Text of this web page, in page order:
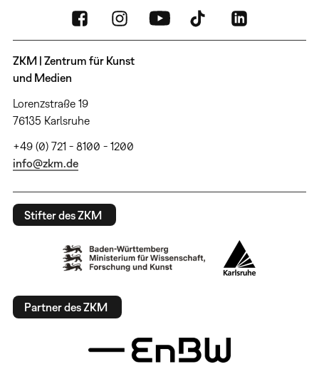
ZKM | Zentrum für Kunst
und Medien
Lorenzstraße 19
76135 Karlsruhe
+49 (0) 721 - 8100 - 1200
info@zkm.de
Stifter des ZKM
Partner des ZKM